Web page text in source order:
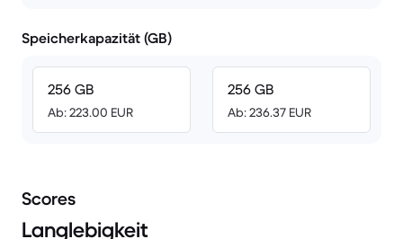
Speicherkapazität (GB)
256 GB
Ab: 223.00 EUR
256 GB
Ab: 236.37 EUR
Scores
Langlebigkeit